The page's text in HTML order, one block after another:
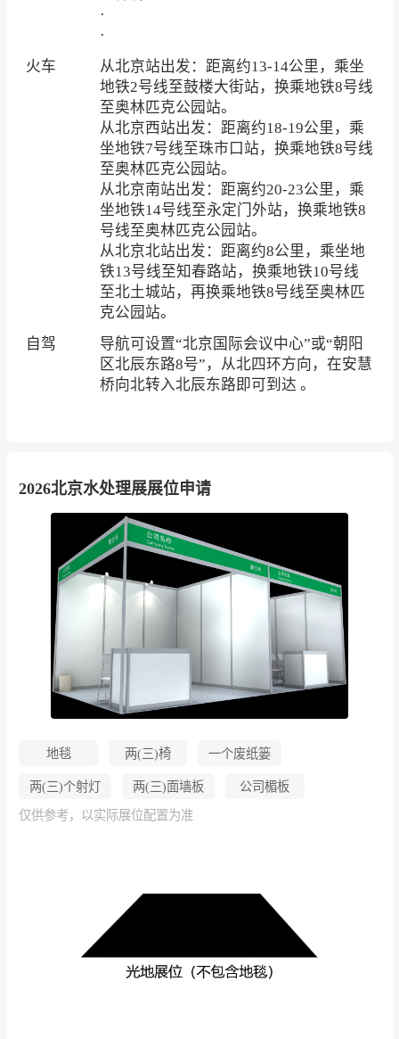
·
·
火车
从北京站出发：距离约13-14公里，乘坐
地铁2号线至鼓楼大街站，换乘地铁8号线
至奥林匹克公园站。
从北京西站出发：距离约18-19公里，乘
坐地铁7号线至珠市口站，换乘地铁8号线
至奥林匹克公园站。
从北京南站出发：距离约20-23公里，乘
坐地铁14号线至永定门外站，换乘地铁8
号线至奥林匹克公园站。
从北京北站出发：距离约8公里，乘坐地
铁13号线至知春路站，换乘地铁10号线
至北土城站，再换乘地铁8号线至奥林匹
克公园站。
自驾
导航可设置“北京国际会议中心”或“朝阳
区北辰东路8号”，从北四环方向，在安慧
桥向北转入北辰东路即可到达 。
2026北京水处理展展位申请
地毯 两(三)椅 一个废纸篓
两(三)个射灯 两(三)面墙板 公司楣板
仅供参考，以实际展位配置为准